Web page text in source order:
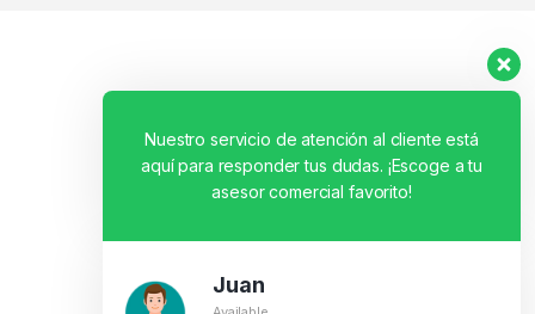
Nuestro servicio de atención al cliente está
aquí para responder tus dudas. ¡Escoge a tu
asesor comercial favorito!
Juan